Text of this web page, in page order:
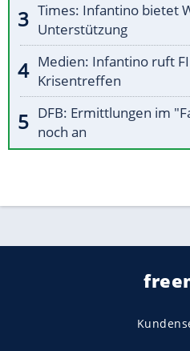
Times: Infantino bietet
Unterstützung
Medien: Infantino ruft
Krisentreffen
DFB: Ermittlungen im
noch an